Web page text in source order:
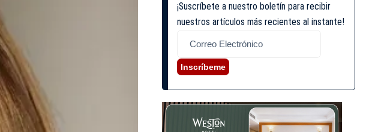
¡Suscríbete a nuestro boletín para recibir
nuestros artículos más recientes al instante!
Inscríbeme